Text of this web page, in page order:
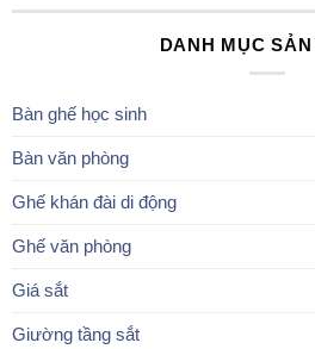
DANH MỤC
Bàn ghế học sinh
Bàn văn phòng
Ghế khán đài di động
Ghế văn phòng
Giá sắt
Giường tầng sắt